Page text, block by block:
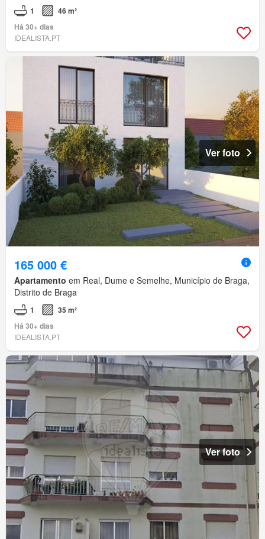
1
46 m²
Há 30+ dias
IDEALISTA.PT
Ver foto
165 000 €
Apartamento em Real, Dume e Semelhe, Município de Braga,
Distrito de Braga
1
35 m²
Há 30+ dias
IDEALISTA.PT
Ver foto